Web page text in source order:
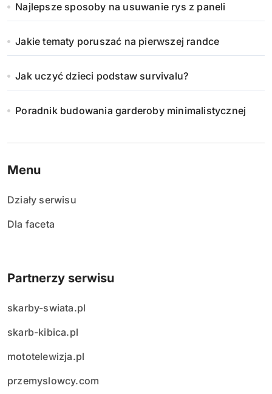
Najlepsze sposoby na usuwanie rys z paneli
Jakie tematy poruszać na pierwszej randce
Jak uczyć dzieci podstaw survivalu?
Poradnik budowania garderoby minimalistycznej
Menu
Działy serwisu
Dla faceta
Partnerzy serwisu
skarby-swiata.pl
skarb-kibica.pl
mototelewizja.pl
przemyslowcy.com